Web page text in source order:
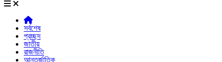
সর্বশেষ
প্রচ্ছদ
জাতীয়
রাজনীতি
আন্তর্জাতিক